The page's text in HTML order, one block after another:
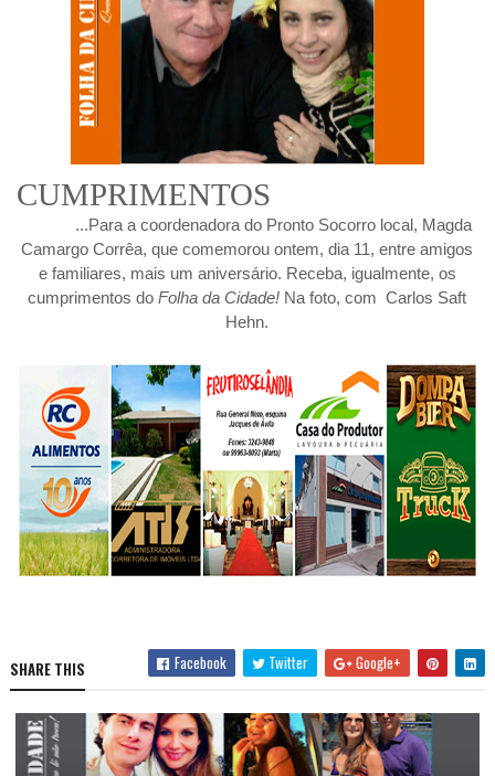
CUMPRIMENTOS
...Para a coordenadora do Pronto Socorro local, Magda
Camargo Corrêa, que comemorou ontem, dia 11, entre amigos
e familiares, mais um aniversário. Receba, igualmente, os
cumprimentos do Folha da Cidade! Na foto, com Carlos Saft
Hehn.
SHARE THIS Facebook Twitter Google+